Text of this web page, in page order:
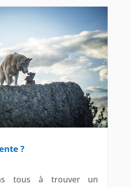
?
tous à trouver un